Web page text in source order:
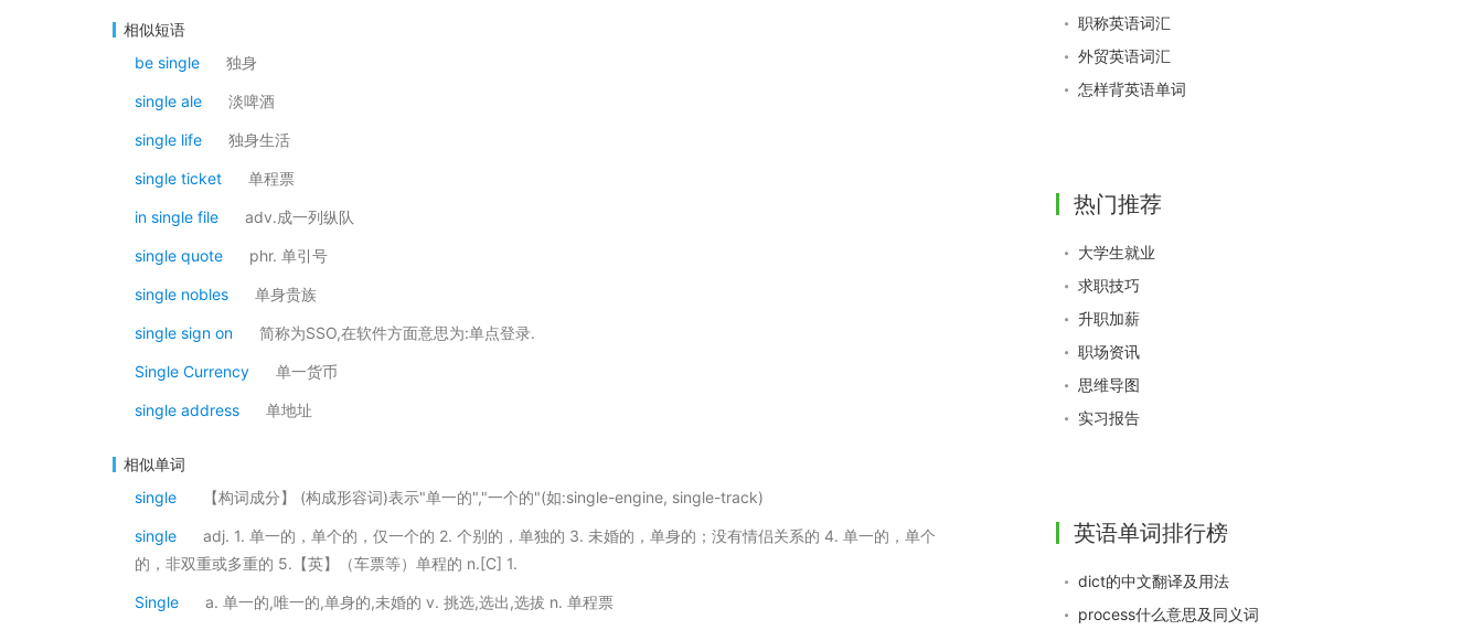
相似短语
be single
独身
single ale 淡啤酒
single life 独身生活
single ticket 单程票
in single file adv.成一列纵队
single quote phr. 单引号
single nobles 单身贵族
single sign on 简称为SSO,在软件方面意思为:单点登录.
Single Currency 单一货币
single address 单地址
相似单词
single
【构词成分】 (构成形容词)表示"单一的","一个的"(如:single-engine, single-track)
single
adj. 1. 单一的，单个的，仅一个的 2. 个别的，单独的 3. 未婚的，单身的；没有情侣关系的 4. 单一的，单个
的，非双重或多重的 5.【英】（车票等）单程的 n.[C] 1.
Single a. 单一的,唯一的,单身的,未婚的 v. 挑选,选出,选拔 n. 单程票
职称英语词汇
外贸英语词汇
怎样背英语单词
热门推荐
大学生就业
求职技巧
升职加薪
职场资讯
思维导图
实习报告
英语单词排行榜
dict的中文翻译及用法
process什么意思及同义词